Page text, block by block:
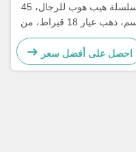
سلسلة هيب هوب للرجال، 45
سم، ذهب عيار 18 قيراط، من
الفولاذ المقاوم للصدأ، مقاومة
للصدأ، سلسلة كوبية
احصل على أفضل سعر